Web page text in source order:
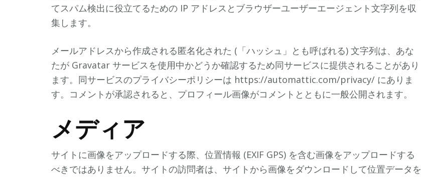
てスパム検出に役立てるための IP アドレスとブラウザーユーザーエージェント文字列を収
集します。
メールアドレスから作成される匿名化された (「ハッシュ」とも呼ばれる) 文字列は、あな
たが Gravatar サービスを使用中かどうか確認するため同サービスに提供されることがあり
ます。同サービスのプライバシーポリシーは https://automattic.com/privacy/ にありま
す。コメントが承認されると、プロフィール画像がコメントとともに一般公開されます。
メディア
サイトに画像をアップロードする際、位置情報 (EXIF GPS) を含む画像をアップロードする
べきではありません。サイトの訪問者は、サイトから画像をダウンロードして位置データを